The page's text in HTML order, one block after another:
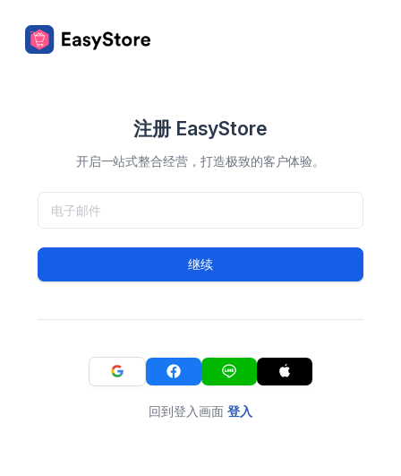
注册 EasyStore
开启一站式整合经营，打造极致的客户体验。
继续
回到登入画面 登入